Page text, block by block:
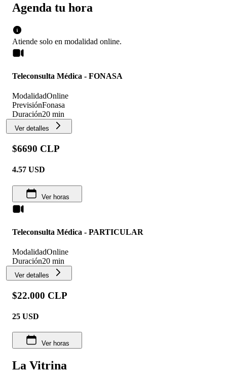
Agenda tu hora
Atiende solo en modalidad online.
Teleconsulta Médica - FONASA
ModalidadOnline
PrevisiónFonasa
Duración20 min
Ver detalles
$6690 CLP
4.57 USD
Ver horas
Teleconsulta Médica - PARTICULAR
ModalidadOnline
Duración20 min
Ver detalles
$22.000 CLP
25 USD
Ver horas
La Vitrina